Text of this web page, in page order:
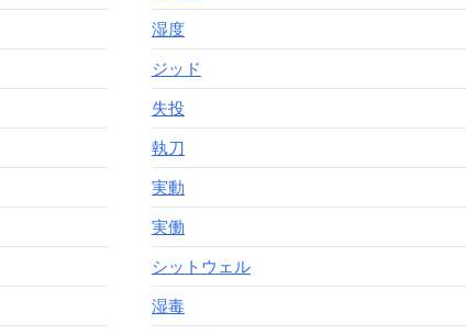
湿度
ジッド
失投
執刀
実動
実働
シットウェル
湿毒